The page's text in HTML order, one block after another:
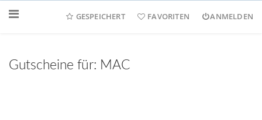
Online-
GESPEICHERT FAVORITEN ANMELDEN
Gutscheine für: MAC